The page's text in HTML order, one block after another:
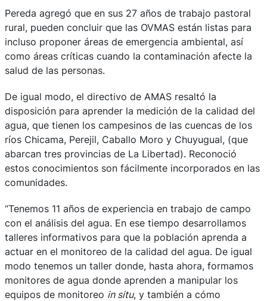
Pereda agregó que en sus 27 años de trabajo pastoral
rural, pueden concluir que las OVMAS están listas para
incluso proponer áreas de emergencia ambiental, así
como áreas críticas cuando la contaminación afecte la
salud de las personas.
De igual modo, el directivo de AMAS resaltó la
disposición para aprender la medición de la calidad del
agua, que tienen los campesinos de las cuencas de los
ríos Chicama, Perejil, Caballo Moro y Chuyugual, (que
abarcan tres provincias de La Libertad). Reconoció
estos conocimientos son fácilmente incorporados en las
comunidades.
“Tenemos 11 años de experiencia en trabajo de campo
con el análisis del agua. En ese tiempo desarrollamos
talleres informativos para que la población aprenda a
actuar en el monitoreo de la calidad del agua. De igual
modo tenemos un taller donde, hasta ahora, formamos
monitores de agua donde aprenden a manipular los
equipos de monitoreo in situ, y también a cómo